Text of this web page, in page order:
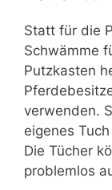
Statt für die
Schwämme
Putzkasten
verwenden.
eigenes
Die Tücher
problemlos